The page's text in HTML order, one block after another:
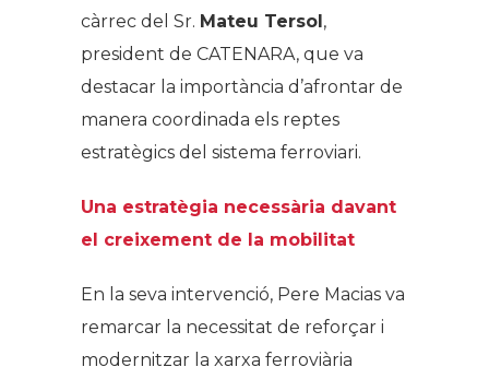
càrrec del Sr. Mateu Tersol,
president de CATENARA, que va
destacar la importància d’afrontar de
manera coordinada els reptes
estratègics del sistema ferroviari.
Una estratègia necessària davant
el creixement de la mobilitat
En la seva intervenció, Pere Macias va
remarcar la necessitat de reforçar i
modernitzar la xarxa ferroviària